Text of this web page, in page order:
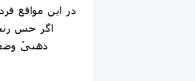
در این مواقع
اگر حس
ذهنیْ